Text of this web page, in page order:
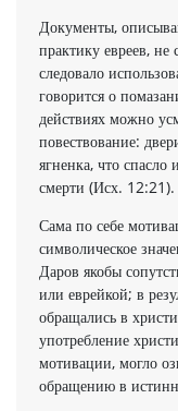
Документы,
практику евреев,
следовало
говорится о
действиях можно
повествование:
ягненка, что
смерти (Исх. 12:21).
Сама по себе
символическое
Даров якобы
или еврейкой; в
обращались в
употребление
мотивации, могло
обращению в